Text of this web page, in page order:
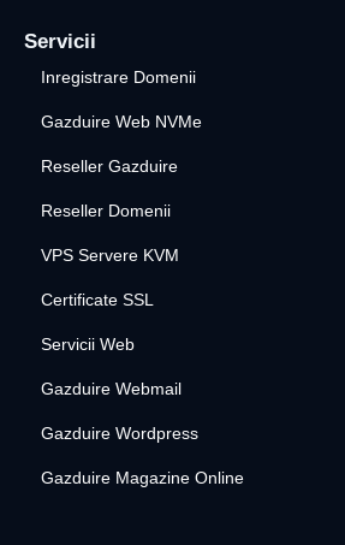
Servicii
Inregistrare Domenii
Gazduire Web NVMe
Reseller Gazduire
Reseller Domenii
VPS Servere KVM
Certificate SSL
Servicii Web
Gazduire Webmail
Gazduire Wordpress
Gazduire Magazine Online